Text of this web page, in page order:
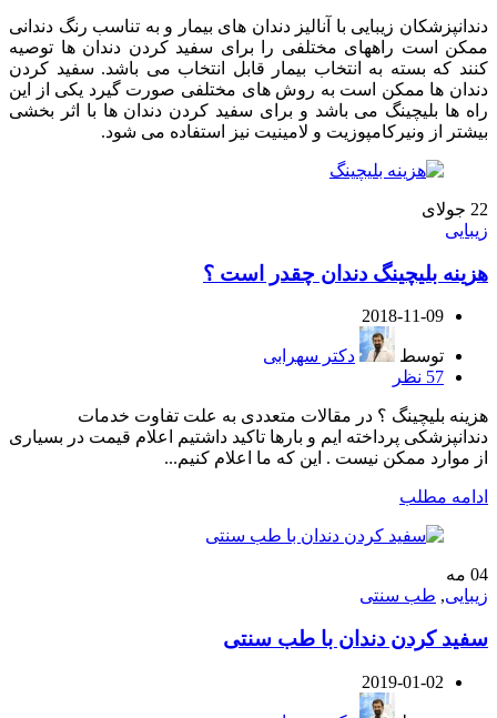
دندانپزشکان زیبایی با آنالیز دندان های بیمار و به تناسب رنگ دندانی
ممکن است راههای مختلفی را برای سفید کردن دندان ها توصیه
کنند که بسته به انتخاب بیمار قابل انتخاب می باشد. سفید کردن
دندان ها ممکن است به روش های مختلفی صورت گیرد یکی از این
راه ها بلیچینگ می باشد و برای سفید کردن دندان ها با اثر بخشی
بیشتر از ونیرکامپوزیت و لامینیت نیز استفاده می شود.
22 جولای
زیبایی
هزینه بلیچینگ دندان چقدر است ؟
2018-11-09
توسط
دکتر سهرابی
57 نظر
هزینه بلیچینگ ؟ در مقالات متعددی به علت تفاوت خدمات
دندانپزشکی پرداخته ایم و بارها تاکید داشتیم اعلام قیمت در بسیاری
از موارد ممکن نیست . این که ما اعلام کنیم...
ادامه مطلب
04 مه
زیبایی, طب سنتی
سفید کردن دندان با طب سنتی
2019-01-02